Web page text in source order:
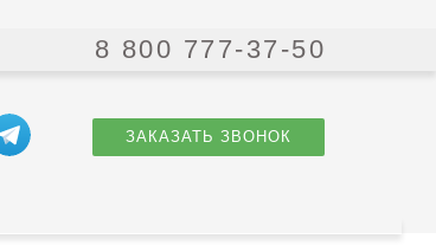
8 800 777-37-50
ЗАКАЗАТЬ ЗВОНОК